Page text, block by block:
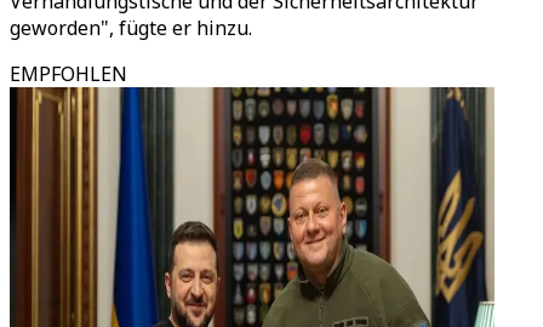
geworden", fügte er hinzu.
EMPFOHLEN